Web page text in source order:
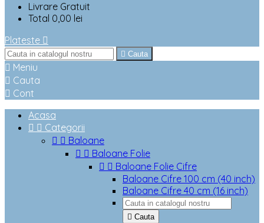
Livrare Gratuit
Total 0,00 lei
Plateste 
 Cauta
 Meniu
 Cauta
 Cont
Acasa
  Categorii
  Baloane
  Baloane Folie
  Baloane Folie Cifre
Baloane Cifre 100 cm (40 inch)
Baloane Cifre 40 cm (16 inch)
 Cauta